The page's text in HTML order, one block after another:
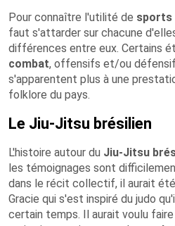
Pour connaître l'utilité de sports
faut s'attarder sur chacune
différences entre eux. Certains
combat, offensifs et/ou
s'apparentent plus à une
folklore du pays.
Le Jiu-Jitsu brésilien
L'histoire autour du Jiu-Jitsu
les témoignages sont
dans le récit collectif, il aurait
Gracie qui s'est inspiré du judo
certain temps. Il aurait voulu